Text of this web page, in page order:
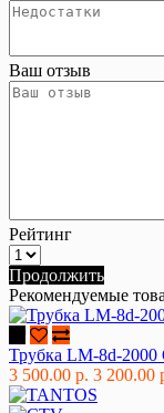
Ваш отзыв
Рейтинг
Продолжить
Рекомендуемые
Трубка LM-8d-
3 500.00 р. 3 200.00